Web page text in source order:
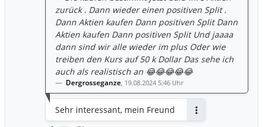
zurück . Dann wieder einen positiven Split .
Dann Aktien kaufen Dann positiven Split Dann
Aktien kaufen Dann positiven Split Und jaaaa
dann sind wir alle wieder im plus Oder wie
treiben den Kurs auf 50 k Dollar Das sehe ich
auch als realistisch an 😂😂😂😂😂
Dergrosseganze, 19.08.2024 5:46 Uhr
Sehr interessant, mein Freund